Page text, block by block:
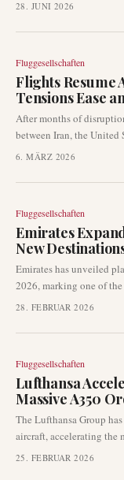
Verspätungen bei
28. JUNI 2026
Fluggesellschaften
Flights Resume
Tensions Ease
After months of
between Iran, the United
Middle East are
6. MÄRZ 2026
Fluggesellschaften
Emirates
New
Emirates has unveiled
2026, marking one of
the pandemic recovery.
28. FEBRUAR 2026
Fluggesellschaften
Lufthansa
Massive A350
The Lufthansa Group
aircraft, accelerating the
group carriers.
25. FEBRUAR 2026